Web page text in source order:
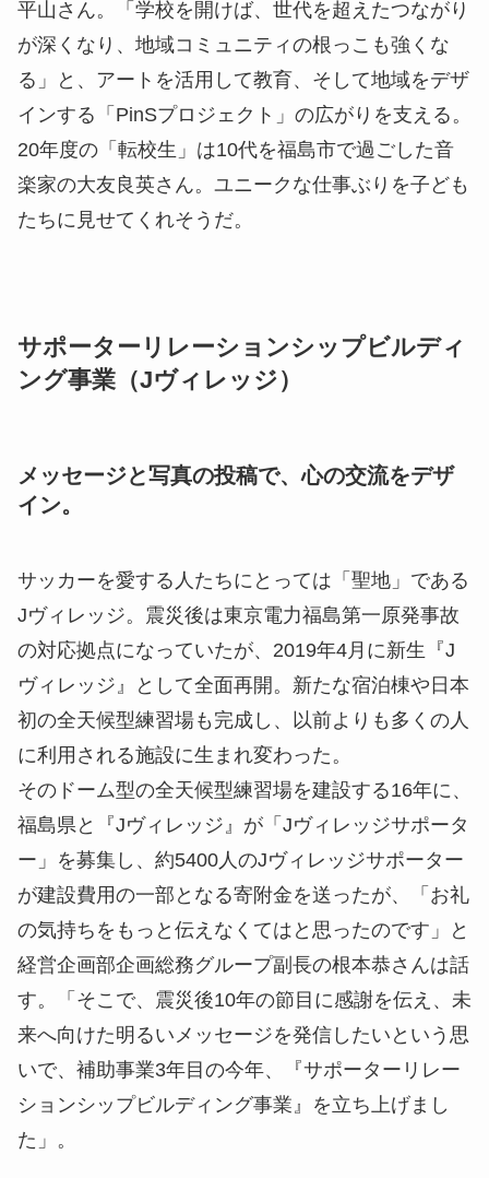
平山さん。「学校を開けば、世代を超えたつながり
が深くなり、地域コミュニティの根っこも強くな
る」と、アートを活用して教育、そして地域をデザ
インする「PinSプロジェクト」の広がりを支える。
20年度の「転校生」は10代を福島市で過ごした音
楽家の大友 良英さん。ユニークな仕事ぶりを子ども
たちに見せてくれそうだ。
サポーターリレーションシップビルディ
ング事業（Jヴィレッジ）
メッセージと写真の投稿で、心の交流をデザ
イン。
サッカーを愛する人たちにとっては「聖地」である
Jヴィレッジ。震災後は東京電力福島第一原発事故
の対応拠点になっていたが、2019年4月に新生『J
ヴィレッジ』として全面再開。新たな宿泊棟や日本
初の全天候型練習場も完成し、以前よりも多くの人
に利用される施設に生まれ変わった。
そのドーム型の全天候型練習場を建設する16年に、
福島県と『Jヴィレッジ』が「Jヴィレッジサポータ
ー」を募集し、約5400人のJヴィレッジサポーター
が建設費用の一部となる寄附金を送ったが、「お礼
の気持ちをもっと伝えなくてはと思ったのです」と
経営企画部企画総務グループ副長の根本恭さんは話
す。「そこで、震災後10年の節目に感謝を伝え、未
来へ向けた明るいメッセージを発信したいという思
いで、補助事業3年目の今年、『サポーターリレー
ションシップビルディング事業』を立ち上げまし
た」。